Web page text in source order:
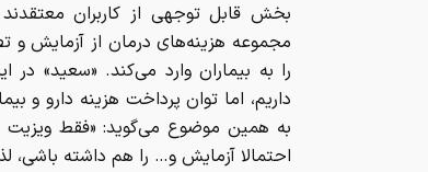
بخش قابل توجهی از کاربران
مجموعه هزینه‌های درمان از آزمایش و
را به بیماران وارد می‌کند. «سعید» در
داریم، اما توان پرداخت هزینه دارو و
به همین موضوع می‌گوید: «فقط ویزیت
احتمالا آزمایش و… را هم داشته باشی،